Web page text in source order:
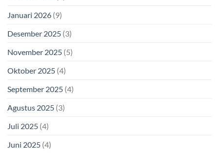
Januari 2026 (9)
Desember 2025 (3)
November 2025 (5)
Oktober 2025 (4)
September 2025 (4)
Agustus 2025 (3)
Juli 2025 (4)
Juni 2025 (4)